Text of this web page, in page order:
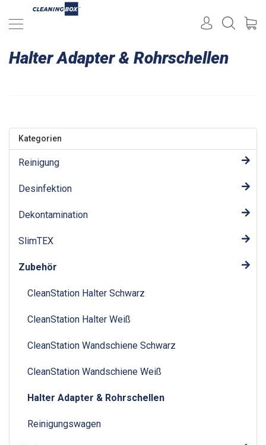
Halter Adapter & Rohrschellen
Kategorien
Reinigung
Desinfektion
Dekontamination
SlimTEX
Zubehör
CleanStation Halter Schwarz
CleanStation Halter Weiß
CleanStation Wandschiene Schwarz
CleanStation Wandschiene Weiß
Halter Adapter & Rohrschellen
Reinigungswagen